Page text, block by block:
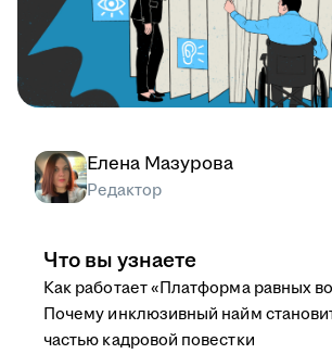
Елена Мазурова
Редактор
Что вы узнаете
Как работает «Платформа равных
Почему инклюзивный найм
частью кадровой повестки